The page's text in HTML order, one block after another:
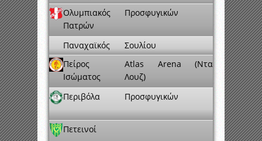
Ολυμπιακός
Πατρών
Προσφυγικών
Παναχαϊκός
Σουλίου
Πείρος
Ισώματος
Atlas Arena (Ντα
Λουζ)
Περιβόλα
Προσφυγικών
Πετεινοί